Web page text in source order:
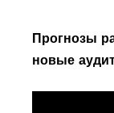
Прогнозы
новые